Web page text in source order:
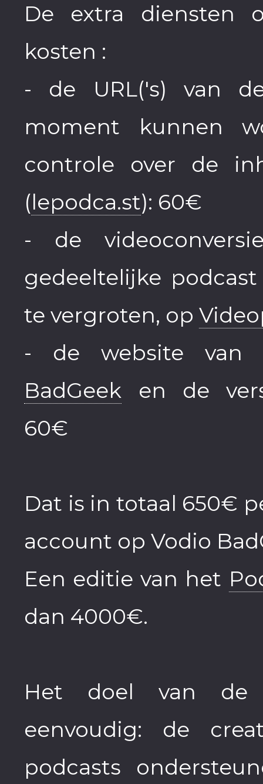
De extra diensten
kosten :
- de URL('s) van
moment kunnen
controle over de
(lepodca.st): 60€
- de
gedeeltelijke
te vergroten, op
- de website van
BadGeek en de
60€
Dat is in totaal 650€
account op Vodio
Een editie van het
dan 4000€.
Het doel van de
eenvoudig: de
podcasts